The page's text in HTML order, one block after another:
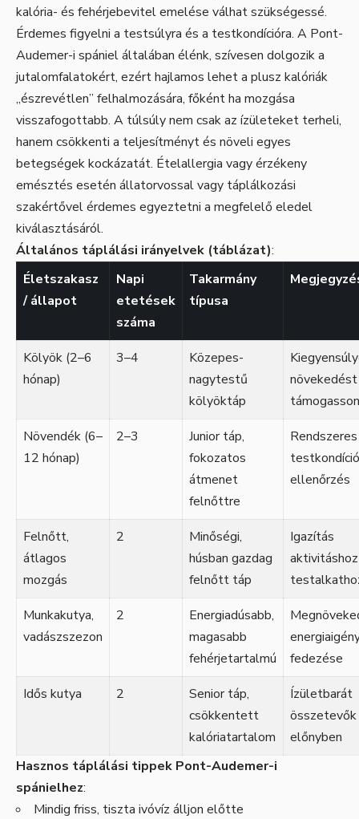
kalória- és fehérjebevitel emelése válhat szükségessé.
Érdemes figyelni a testsúlyra és a testkondícióra. A Pont-
Audemer-i spániel általában élénk, szívesen dolgozik a
jutalomfalatokért, ezért hajlamos lehet a plusz kalóriák
„észrevétlen” felhalmozására, főként ha mozgása
visszafogottabb. A túlsúly nem csak az ízületeket terheli,
hanem csökkenti a teljesítményt és növeli egyes
betegségek kockázatát. Ételallergia vagy érzékeny
emésztés esetén állatorvossal vagy táplálkozási
szakértővel érdemes egyeztetni a megfelelő eledel
kiválasztásáról.
Általános táplálási irányelvek (táblázat):
Életszakasz
/ állapot
Napi
etetések
száma
Takarmány
típusa
Kölyök (2–6
hónap)
3–4
Közepes-
nagytestű
kölyöktáp
növekedést
támogasson
Növendék (6–
12 hónap)
2–3
Junior táp,
fokozatos
átmenet
felnőttre
Rendszeres
ellenőrzés
Felnőtt,
átlagos
mozgás
2
Minőségi,
húsban gazdag
felnőtt táp
Igazítás
Munkakutya,
vadászszezon
2
Energiadúsabb,
magasabb
fehérjetartalmú
fedezése
Idős kutya
2
Senior táp,
csökkentett
kalóriatartalom
Ízületbarát
összetevők
előnyben
Hasznos táplálási tippek Pont-Audemer-i
spánielhez:
Mindig friss, tiszta ivóvíz álljon előtte